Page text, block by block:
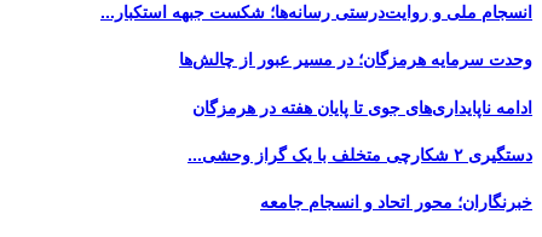
انسجام ملی و روایت‌درستی رسانه‌ها؛ شکست جبهه استکبار...
وحدت سرمایه هرمزگان؛ در مسیر عبور از چالش‌ها
ادامه ناپایداری‌های جوی تا پایان هفته در هرمزگان
دستگیری ۲ شکارچی متخلف با یک گراز وحشی...
خبرنگاران؛ محور اتحاد و انسجام جامعه